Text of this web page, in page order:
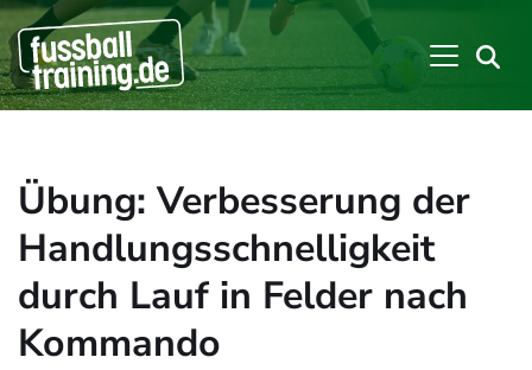
Übung: Verbesserung der
Handlungsschnelligkeit
durch Lauf in Felder nach
Kommando